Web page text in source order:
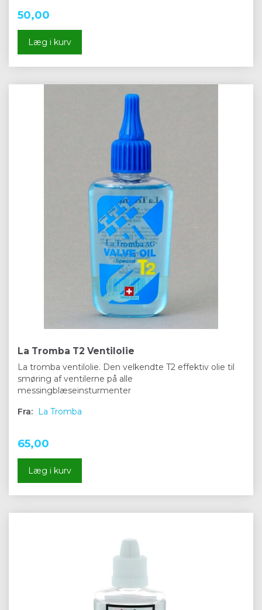
50,00
Læg i kurv
La Tromba T2 Ventilolie
La tromba ventilolie. Den velkendte T2 effektiv olie til
smøring af ventilerne på alle
messingblæseinsturmenter
Fra: La Tromba
65,00
Læg i kurv